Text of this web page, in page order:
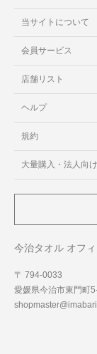
当サイトについて
会員サービス
店舗リスト
ヘルプ
規約
大量購入・法人向
今治タオル オフ
〒 794-0033
愛媛県今治市東門町